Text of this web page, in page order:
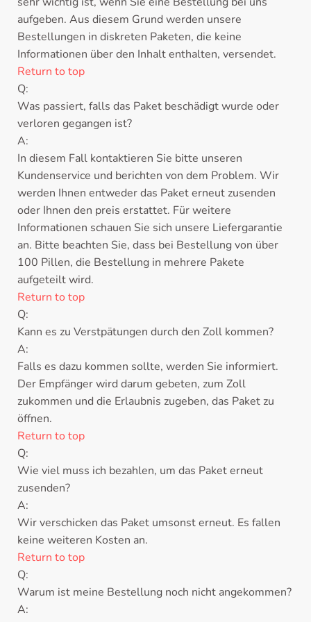
aufgeben. Aus diesem Grund werden unsere
Bestellungen in diskreten Paketen, die keine
Informationen über den Inhalt enthalten, versendet.
Return to top
Q:
Was passiert, falls das Paket beschädigt wurde oder
verloren gegangen ist?
A:
In diesem Fall kontaktieren Sie bitte unseren
Kundenservice und berichten von dem Problem. Wir
werden Ihnen entweder das Paket erneut zusenden
oder Ihnen den preis erstattet. Für weitere
Informationen schauen Sie sich unsere Liefergarantie
an. Bitte beachten Sie, dass bei Bestellung von über
100 Pillen, die Bestellung in mehrere Pakete
aufgeteilt wird.
Return to top
Q:
Kann es zu Verstpätungen durch den Zoll kommen?
A:
Falls es dazu kommen sollte, werden Sie informiert.
Der Empfänger wird darum gebeten, zum Zoll
zukommen und die Erlaubnis zugeben, das Paket zu
öffnen.
Return to top
Q:
Wie viel muss ich bezahlen, um das Paket erneut
zusenden?
A:
Wir verschicken das Paket umsonst erneut. Es fallen
keine weiteren Kosten an.
Return to top
Q:
Warum ist meine Bestellung noch nicht angekommen?
A: